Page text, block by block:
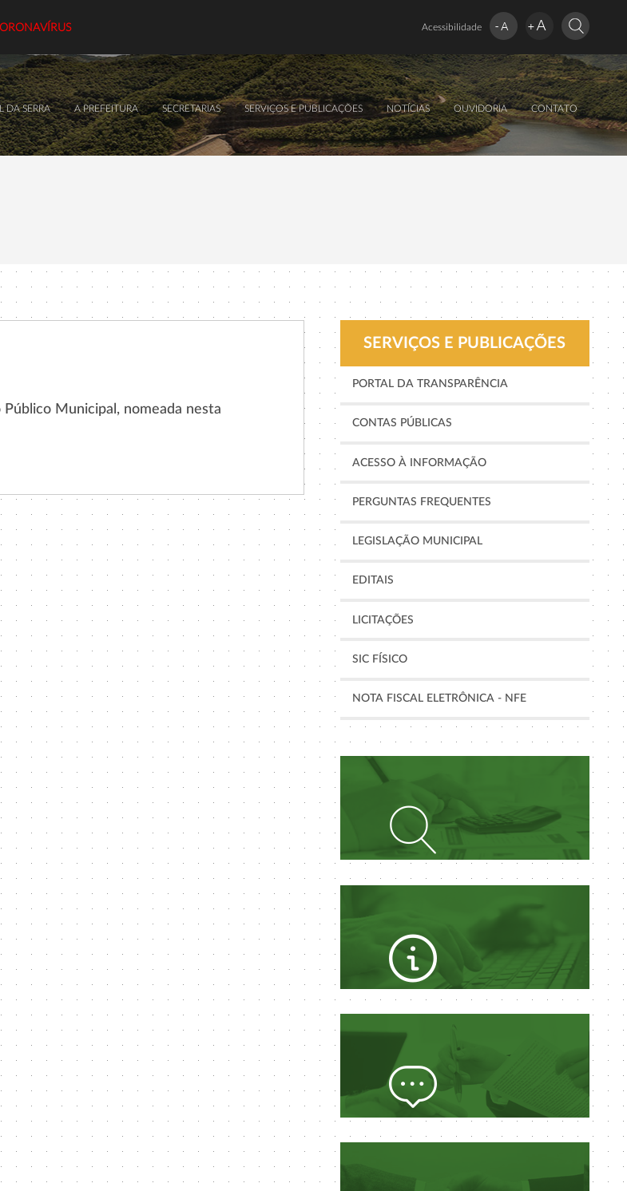
Acessibilidade
DA SERRA A PREFEITURA SECRETARIAS SERVIÇOS E PUBLICAÇÕES NOTÍCIAS OUVIDORIA CONTATO
Municipal, nomeada nesta
SERVIÇOS E PUBLICAÇÕES
PORTAL DA TRANSPARÊNCIA
CONTAS PÚBLICAS
ACESSO À INFORMAÇÃO
PERGUNTAS FREQUENTES
LEGISLAÇÃO MUNICIPAL
EDITAIS
LICITAÇÕES
SIC FÍSICO
NOTA FISCAL ELETRÔNICA - NFE
TRANSPARÊNCIA
ACESSO A
INFORMAÇÃO